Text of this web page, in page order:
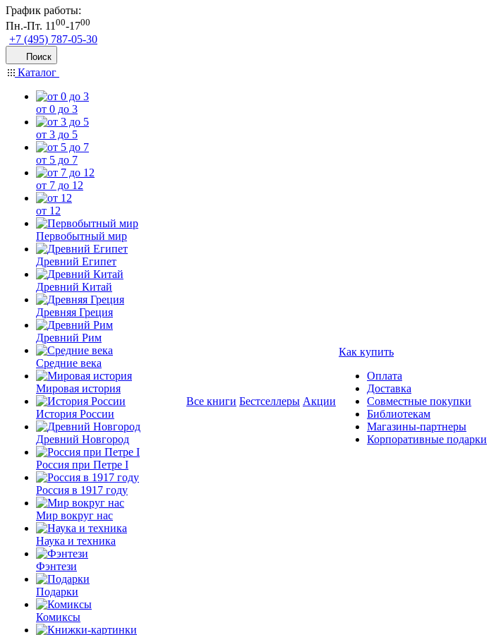
График работы:
Пн.-Пт. 1100-1700
+7 (495) 787-05-30
Поиск
Каталог
от 0 до 3
от 3 до 5
от 5 до 7
от 7 до 12
от 12
Первобытный мир
Древний Египет
Древний Китай
Древняя Греция
Древний Рим
Средние века
Мировая история
История России
Древний Новгород
Россия при Петре I
Россия в 1917 году
Мир вокруг нас
Наука и техника
Фэнтези
Подарки
Комиксы
Все книги Бестселлеры Акции
Как купить
Оплата
Доставка
Совместные покупки
Библиотекам
Магазины-партнеры
Корпоративные подарки